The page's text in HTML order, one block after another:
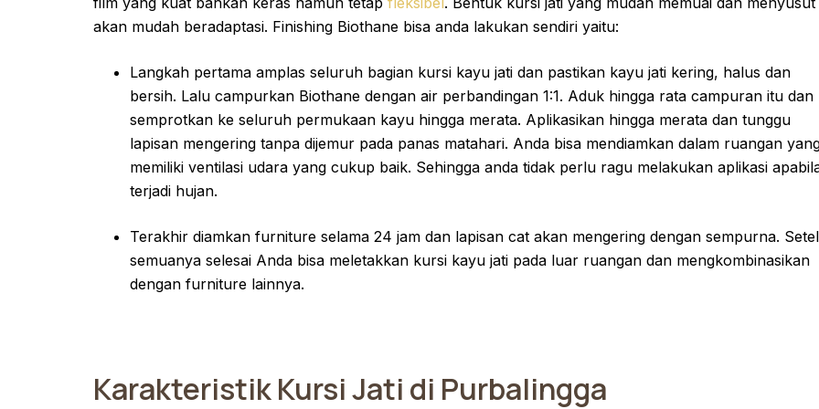
akan mudah beradaptasi. Finishing Biothane bisa anda lakukan sendiri yaitu:
Langkah pertama amplas seluruh bagian kursi kayu jati dan pastikan kayu jati kering, halus dan
bersih. Lalu campurkan Biothane dengan air perbandingan 1:1. Aduk hingga rata campuran itu dan
semprotkan ke seluruh permukaan kayu hingga merata. Aplikasikan hingga merata dan tunggu
lapisan mengering tanpa dijemur pada panas matahari. Anda bisa mendiamkan dalam ruangan
memiliki ventilasi udara yang cukup baik. Sehingga anda tidak perlu ragu melakukan aplikasi
terjadi hujan.
Terakhir diamkan furniture selama 24 jam dan lapisan cat akan mengering dengan sempurna.
semuanya selesai Anda bisa meletakkan kursi kayu jati pada luar ruangan dan mengkombinasikan
dengan furniture lainnya.
Karakteristik Kursi Jati di Purbalingga